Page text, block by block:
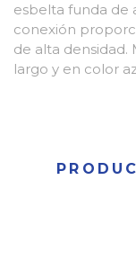
esbelta funda de
conexión
de alta densidad.
largo y en color